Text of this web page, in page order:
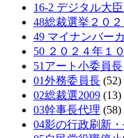
16-2 デジタル大
48総裁選挙２０２
49 マイナンバー
50 ２０２４年１
51アート小委員長
01外務委員長 (52)
02総裁選2009 (13)
03幹事長代理 (58)
04影の行政刷新